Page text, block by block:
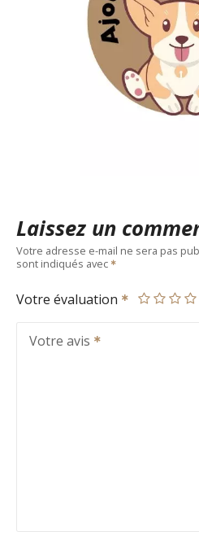
Laissez un
Votre adresse e-mail ne sera pas
sont indiqués avec
Votre évaluation
Votre avis